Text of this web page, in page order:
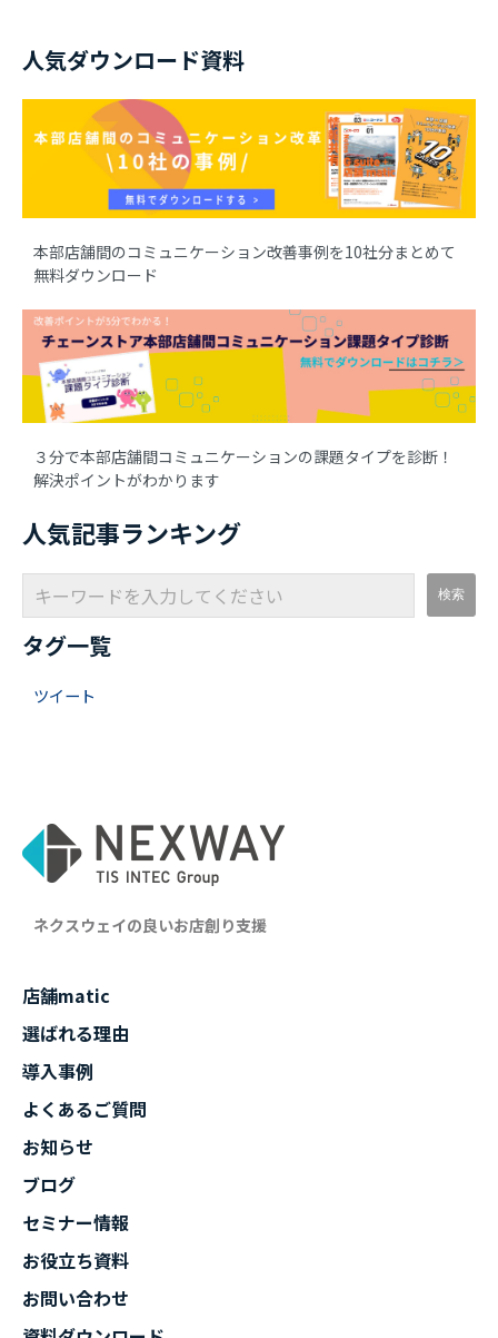
人気ダウンロード資料
本部店舗間のコミュニケーション改善事例を10社分まとめて
無料ダウンロード
３分で本部店舗間コミュニケーションの課題タイプを診断！
解決ポイントがわかります
人気記事ランキング
タグ一覧
ツイート
ネクスウェイの良いお店創り支援
店舗matic
選ばれる理由
導入事例
よくあるご質問
お知らせ
ブログ
セミナー情報
お役立ち資料
お問い合わせ